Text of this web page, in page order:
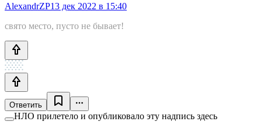
AlexandrZP13 дек 2022 в 15:40
свято место, пусто не бывает!
Ответить
НЛО прилетело и опубликовало эту надпись здесь